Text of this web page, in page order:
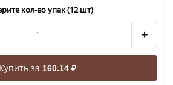
кол-во упак (12 шт)
+
Купить за 160.14 ₽